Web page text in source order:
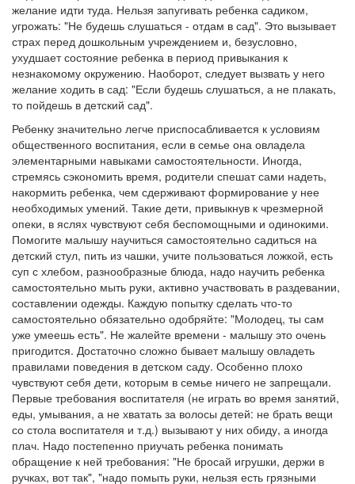
желание идти туда. Нельзя запугивать ребенка садиком,
угрожать: "Не будешь слушаться - отдам в сад". Это вызывает
страх перед дошкольным учреждением и, безусловно,
ухудшает состояние ребенка в период привыкания к
незнакомому окружению. Наоборот, следует вызвать у него
желание ходить в сад: "Если будешь слушаться, а не плакать,
то пойдешь в детский сад".
Ребенку значительно легче приспосабливается к условиям
общественного воспитания, если в семье она овладела
элементарными навыками самостоятельности. Иногда,
стремясь сэкономить время, родители спешат сами надеть,
накормить ребенка, чем сдерживают формирование у нее
необходимых умений. Такие дети, привыкнув к чрезмерной
опеки, в яслях чувствуют себя беспомощными и одинокими.
Помогите малышу научиться самостоятельно садиться на
детский стул, пить из чашки, учите пользоваться ложкой, есть
суп с хлебом, разнообразные блюда, надо научить ребенка
самостоятельно мыть руки, активно участвовать в раздевании,
составлении одежды. Каждую попытку сделать что-то
самостоятельно обязательно одобряйте: "Молодец, ты сам
уже умеешь есть". Не жалейте времени - малышу это очень
пригодится. Достаточно сложно бывает малышу овладеть
правилами поведения в детском саду. Особенно плохо
чувствуют себя дети, которым в семье ничего не запрещали.
Первые требования воспитателя (не играть во время занятий,
еды, умывания, а не хватать за волосы детей: не брать вещи
со стола воспитателя и т.д.) вызывают у них обиду, а иногда
плач. Надо постепенно приучать ребенка понимать
обращение к ней требования: "Не бросай игрушки, держи в
ручках, вот так", "надо помыть руки, нельзя есть грязными